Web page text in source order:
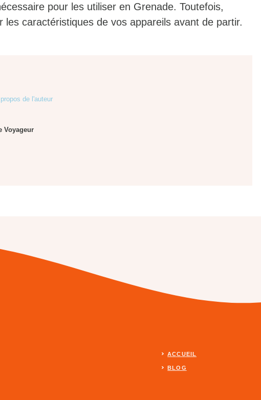
pour les utiliser en Grenade. Toutefois,
les caractéristiques de vos appareils avant de partir.
de l'auteur
Voyageur
ACCUEIL
BLOG